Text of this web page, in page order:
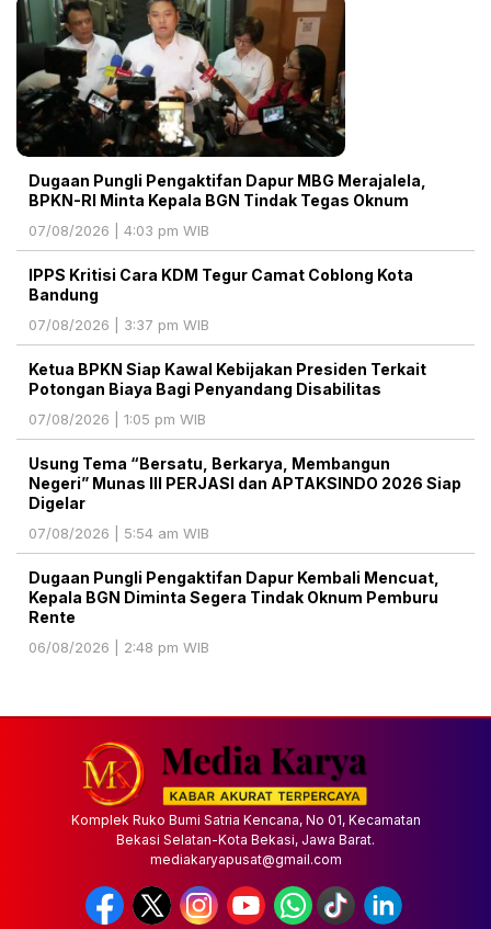
Dugaan Pungli Pengaktifan Dapur MBG Merajalela,
BPKN-RI Minta Kepala BGN Tindak Tegas Oknum
07/08/2026 | 4:03 pm WIB
IPPS Kritisi Cara KDM Tegur Camat Coblong Kota
Bandung
07/08/2026 | 3:37 pm WIB
Ketua BPKN Siap Kawal Kebijakan Presiden Terkait
Potongan Biaya Bagi Penyandang Disabilitas
07/08/2026 | 1:05 pm WIB
Usung Tema “Bersatu, Berkarya, Membangun
Negeri” Munas III PERJASI dan APTAKSINDO 2026 Siap
Digelar
07/08/2026 | 5:54 am WIB
Dugaan Pungli Pengaktifan Dapur Kembali Mencuat,
Kepala BGN Diminta Segera Tindak Oknum Pemburu
Rente
06/08/2026 | 2:48 pm WIB
Komplek Ruko Bumi Satria Kencana, No 01, Kecamatan
Bekasi Selatan-Kota Bekasi, Jawa Barat.
mediakaryapusat@gmail.com